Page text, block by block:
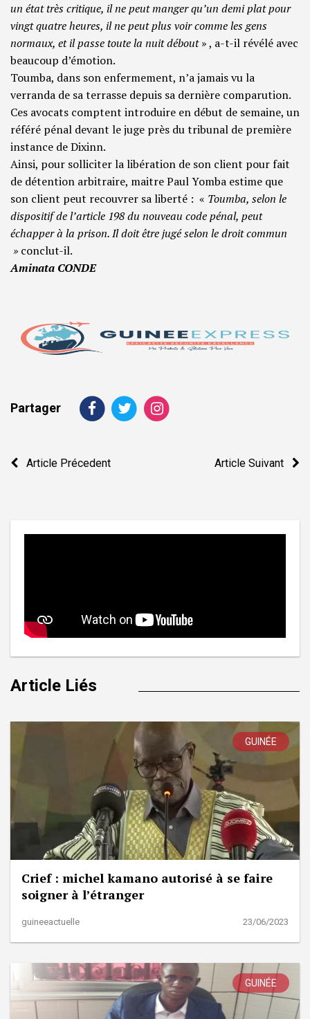
un état très critique, il ne peut manger qu’un demi plat pour
vingt quatre heures, il ne peut plus voir comme les gens
normaux, et il passe toute la nuit débout» , a-t-il révélé avec
beaucoup d’émotion.
Toumba, dans son enfermement, n’a jamais vu la
verranda de sa terrasse depuis sa dernière comparution.
Ces avocats comptent introduire en début de semaine, un
référé pénal devant le juge près du tribunal de première
instance de Dixinn.
Ainsi, pour solliciter la libération de son client pour fait
de détention arbitraire, maitre Paul Yomba estime que
son client peut recouvrer sa liberté : « Toumba, selon le
dispositif de l’article 198 du nouveau code pénal, peut
échapper à la prison. Il doit être jugé selon le droit commun
» conclut-il.
Aminata CONDE
Partager
Navigation
Article Précedent Article Suivant
Article Liés
GUINÉE
Crief : michel kamano autorisé à se faire
soigner à l’étranger
guineeactuelle 23/06/2023
GUINÉE